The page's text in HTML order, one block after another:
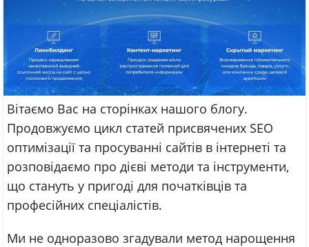
Вітаємо Вас на сторінках нашого блогу.
Продовжуємо цикл статей присвячених SEO
оптимізації та просуванні сайтів в інтернеті та
розповідаємо про дієві методи та інструменти,
що стануть у пригоді для початківців та
професійних спеціалістів.
Ми не одноразово згадували метод нарощення